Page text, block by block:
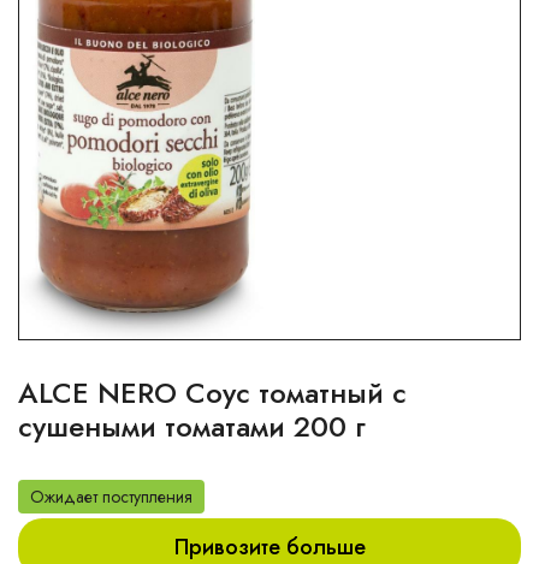
ALCE NERO Соус томатный с
cушеными томатами 200 г
Ожидает поступления
Привозите больше